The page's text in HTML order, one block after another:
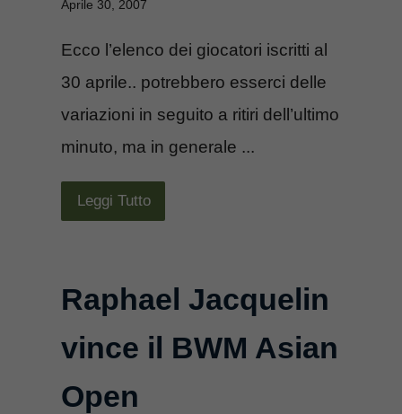
Aprile 30, 2007
Ecco l’elenco dei giocatori iscritti al
30 aprile.. potrebbero esserci delle
variazioni in seguito a ritiri dell’ultimo
minuto, ma in generale ...
Leggi Tutto
Raphael Jacquelin
vince il BWM Asian
Open